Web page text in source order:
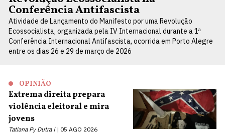
Conferência Antifascista
Atividade de Lançamento do Manifesto por uma Revolução
Ecossocialista, organizada pela IV Internacional durante a 1ª
Conferência Internacional Antifascista, ocorrida em Porto Alegre
entre os dias 26 e 29 de março de 2026
OPINIÃO
Extrema direita prepara
violência eleitoral e mira
jovens
Tatiana Py Dutra | 05 AGO 2026